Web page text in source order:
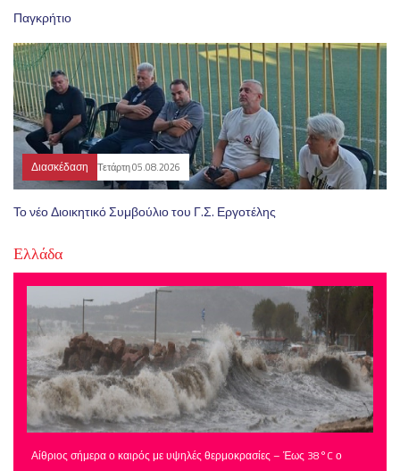
Παγκρήτιο
Διασκέδαση Τετάρτη 05.08.2026
Το νέο Διοικητικό Συμβούλιο του Γ.Σ. Εργοτέλης
Ελλάδα
Αίθριος σήμερα ο καιρός με υψηλές θερμοκρασίες – Έως 38°C ο